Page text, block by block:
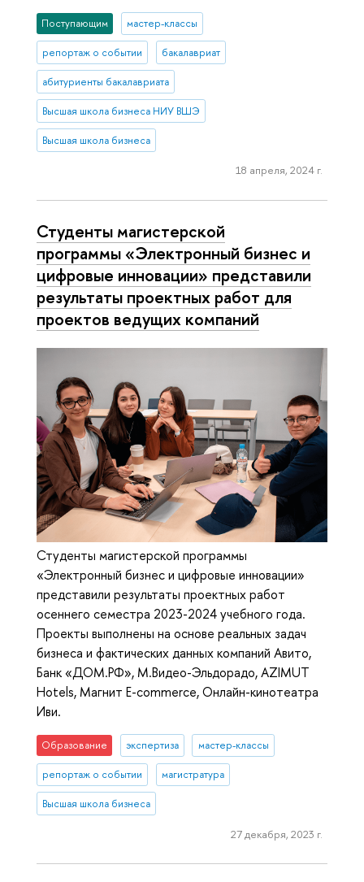
Поступающим мастер-классы
репортаж о событии бакалавриат
абитуриенты бакалавриата
Высшая школа бизнеса НИУ ВШЭ
Высшая школа бизнеса
18 апреля, 2024 г.
Студенты магистерской
программы «Электронный бизнес и
цифровые инновации» представили
результаты проектных работ для
проектов ведущих компаний
Студенты магистерской программы
«Электронный бизнес и цифровые инновации»
представили результаты проектных работ
осеннего семестра 2023-2024 учебного года.
Проекты выполнены на основе реальных задач
бизнеса и фактических данных компаний Авито,
Банк «ДОМ.РФ», М.Видео-Эльдорадо, AZIMUT
Hotels, Магнит E-commerce, Онлайн-кинотеатра
Иви.
Образование экспертиза мастер-классы
репортаж о событии магистратура
Высшая школа бизнеса
27 декабря, 2023 г.